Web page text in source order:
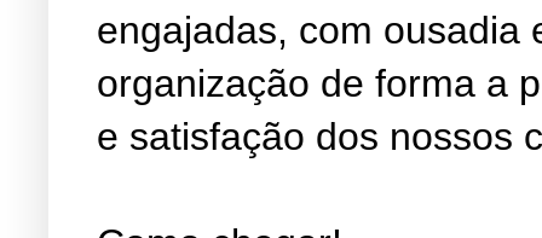
engajadas, com ousadia
organização de forma a
e satisfação dos nossos